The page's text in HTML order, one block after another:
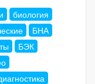
биология
БНА
БЭК